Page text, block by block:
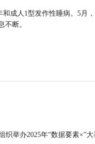
成人1型发作性睡病。5月
断。
织举办2025年“数据要素×”大